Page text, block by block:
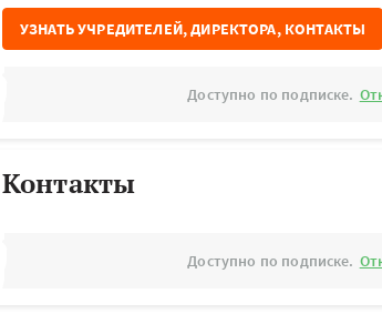
УЗНАТЬ УЧРЕДИТЕЛЕЙ, ДИРЕКТОРА, КОНТАКТЫ
Доступно по подписке.
Контакты
Доступно по подписке.